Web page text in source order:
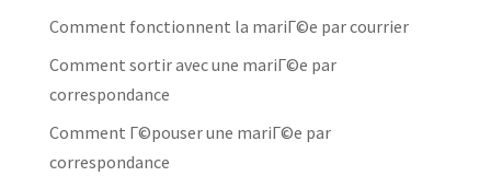
Comment fonctionnent la mariГ©e par courrier
Comment sortir avec une mariГ©e par
correspondance
Comment Г©pouser une mariГ©e par
correspondance